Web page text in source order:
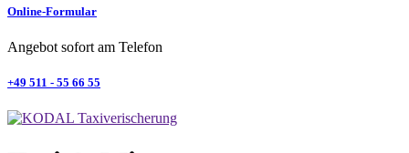
Online-Formular
Angebot sofort am Telefon
+49 511 - 55 66 55